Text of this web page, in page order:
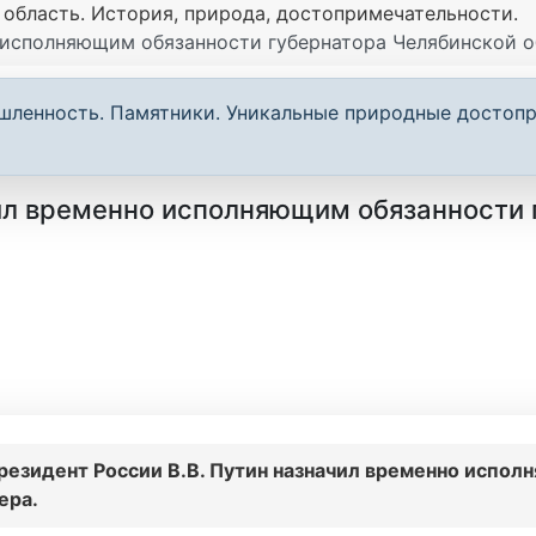
История, природа, достопримечательности.
обязанности губернатора Челябинской
Памятники. Уникальные природные
временно исполняющим обязанности
России В.В. Путин назначил временно